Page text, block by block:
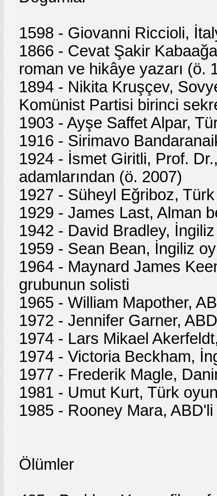
1598 - Giovanni Riccioli,
1866 - Cevat Şakir
roman ve hikâye yazarı (ö.
1894 - Nikita Kruşçev,
Komünist Partisi birinci
1903 - Ayşe Saffet Alpar,
1916 - Sirimavo
1924 - İsmet Giritli, Prof.
adamlarından (ö. 2007)
1927 - Süheyl Eğriboz,
1929 - James Last, Alman
1942 - David Bradley,
1959 - Sean Bean, İngiliz
1964 - Maynard James
grubunun solisti
1965 - William Mapother,
1972 - Jennifer Garner,
1974 - Lars Mikael
1974 - Victoria Beckham,
1977 - Frederik Magle,
1981 - Umut Kurt, Türk
1985 - Rooney Mara,
Ölümler